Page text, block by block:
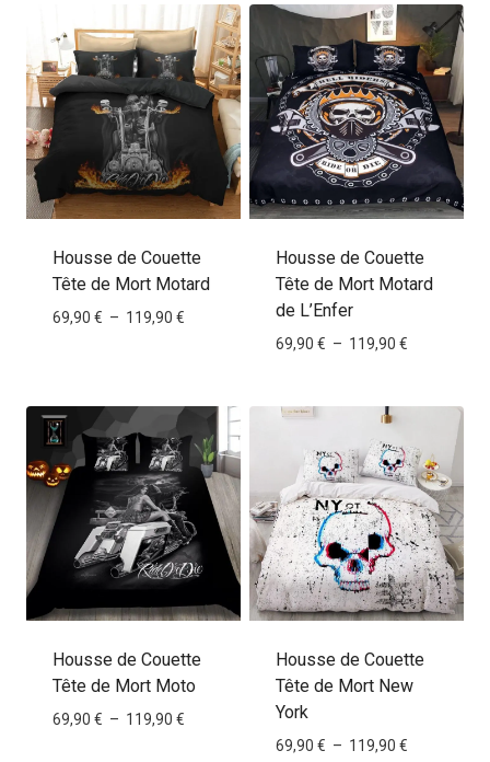
119,90 €
69,90 €
à
119,90 €
Housse de Couette
Tête de Mort Motard
69,90 € – 119,90 €
à
119,90 €
Housse de Couette
Tête de Mort Motard
de L’Enfer
69,90 € – 119,90 €
69,90 €
119,90 €
Housse de Couette
Tête de Mort Moto
69,90 € – 119,90 €
Housse de Couette
Tête de Mort New
York
69,90 € – 119,90 €